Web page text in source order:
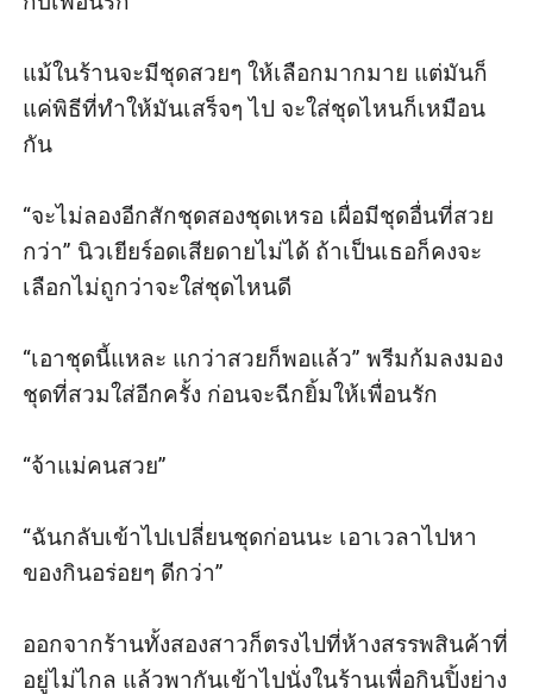
แม้ในร้านจะมีชุดสวยๆ ให้เลือกมากมาย แต่มันก็
แค่พิธีที่ทำให้มันเสร็จๆ ไป จะใส่ชุดไหนก็เหมือน
กัน
“จะไม่ลองอีกสักชุดสองชุดเหรอ เผื่อมีชุดอื่นที่สวย
กว่า” นิวเยียร์อดเสียดายไม่ได้ ถ้าเป็นเธอก็คงจะ
เลือกไม่ถูกว่าจะใส่ชุดไหนดี
“เอาชุดนี้แหละ แกว่าสวยก็พอแล้ว” พรีมก้มลงมอง
ชุดที่สวมใส่อีกครั้ง ก่อนจะฉีกยิ้มให้เพื่อนรัก
“จ้าแม่คนสวย”
“ฉันกลับเข้าไปเปลี่ยนชุดก่อนนะ เอาเวลาไปหา
ของกินอร่อยๆ ดีกว่า”
ออกจากร้านทั้งสองสาวก็ตรงไปที่ห้างสรรพสินค้าที่
อยู่ไม่ไกล แล้วพากันเข้าไปนั่งในร้านเพื่อกินปิ้งย่าง